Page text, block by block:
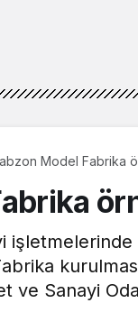
Model Fabrika
ve Sanayi